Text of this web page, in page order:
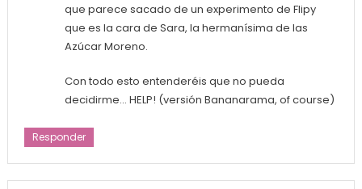
que parece sacado de un experimento de Flipy
que es la cara de Sara, la hermanísima de las
Azúcar Moreno.
Con todo esto entenderéis que no pueda
decidirme… HELP! (versión Bananarama, of course)
Responder